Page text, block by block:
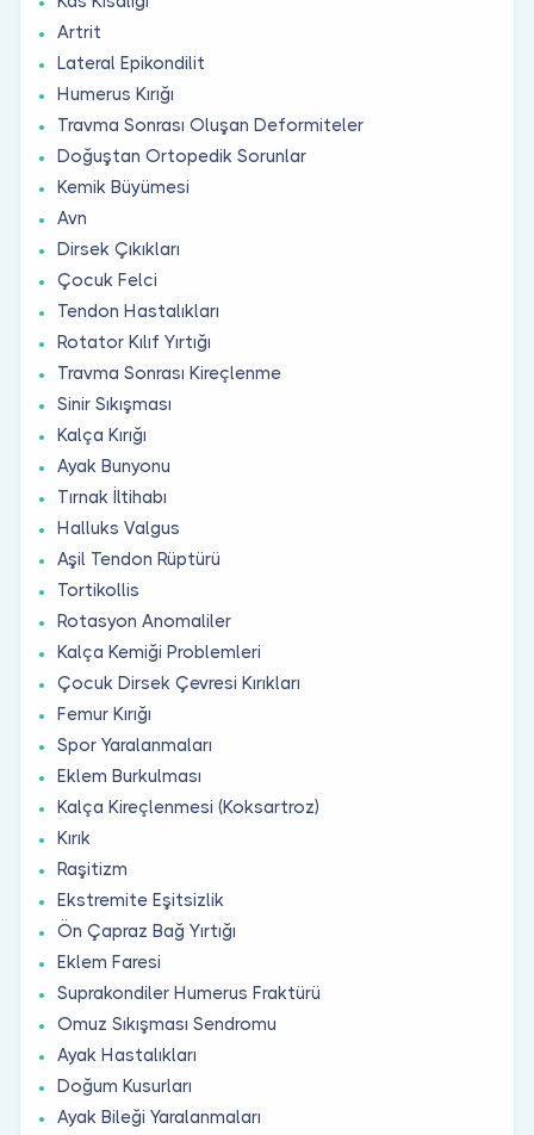
Artrit
Lateral Epikondilit
Humerus Kırığı
Travma Sonrası Oluşan Deformiteler
Doğuştan Ortopedik Sorunlar
Kemik Büyümesi
Avn
Dirsek Çıkıkları
Çocuk Felci
Tendon Hastalıkları
Rotator Kılıf Yırtığı
Travma Sonrası Kireçlenme
Sinir Sıkışması
Kalça Kırığı
Ayak Bunyonu
Tırnak İltihabı
Halluks Valgus
Aşil Tendon Rüptürü
Tortikollis
Rotasyon Anomaliler
Kalça Kemiği Problemleri
Çocuk Dirsek Çevresi Kırıkları
Femur Kırığı
Spor Yaralanmaları
Eklem Burkulması
Kalça Kireçlenmesi (Koksartroz)
Kırık
Raşitizm
Ekstremite Eşitsizlik
Ön Çapraz Bağ Yırtığı
Eklem Faresi
Suprakondiler Humerus Fraktürü
Omuz Sıkışması Sendromu
Ayak Hastalıkları
Doğum Kusurları
Ayak Bileği Yaralanmaları